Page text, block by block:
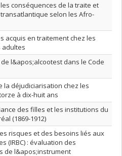
conséquences de la traite et
selon les Afro-
acquis en traitement chez les
adultes
l&apos;alcootest dans le Code
la déjudiciarisation chez les
à dix-huit ans
des filles et les institutions du
(1869-1912)
risques et des besoins liés aux
(IRBC) : évaluation des
de l&apos;instrument